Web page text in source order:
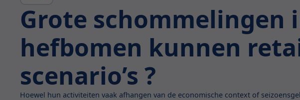
Grote
hefbomen kunnen
scenario’s ?
Hoewel hun activiteiten vaak afhangen van de economische context of